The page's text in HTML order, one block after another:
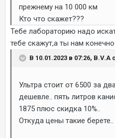
прежнему на 10 000 км
Кто что скажет???
Тебе лабораторию надо
тебе скажут,а ты нам
В 10.01.2023 в 07:26, B.V.A
Ультра стоит от 6500 за
дешевле.. пять литров
1875 плюс скидка 10%..
Откуда цены такие берете..